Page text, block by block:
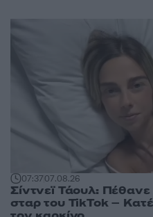
07:3707.08.26
Σίντνεϊ Τάουλ:
σταρ του TikTok –